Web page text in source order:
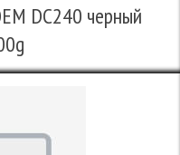
DC240 черный